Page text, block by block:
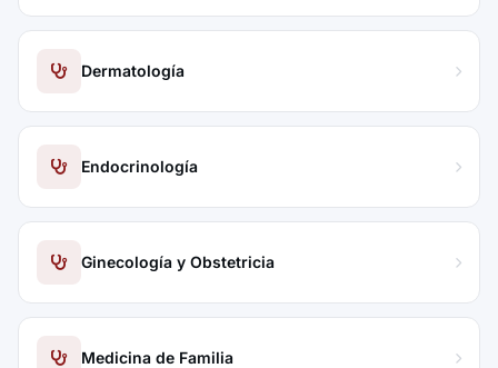
Dermatología
Endocrinología
Ginecología y Obstetricia
Medicina de Familia